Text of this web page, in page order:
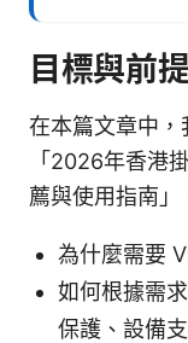
目標與前提
在本篇文章中
「2026年香港
薦與使用指南」
為什麼需要
如何根據需
保護、設備支